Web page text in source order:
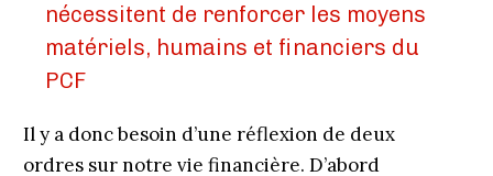
nécessitent de renforcer les moyens
matériels, humains et financiers du
PCF
Il y a donc besoin d’une réflexion de deux
ordres sur notre vie financière. D’abord